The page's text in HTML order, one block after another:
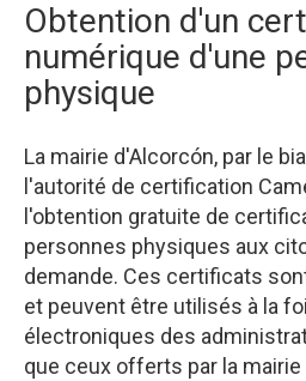
Obtention d'un
numérique d'une
physique
La mairie d'Alcorcón, par le
l'autorité de certification
l'obtention gratuite de
personnes physiques aux
demande. Ces certificats
et peuvent être utilisés à la
électroniques des
que ceux offerts par la